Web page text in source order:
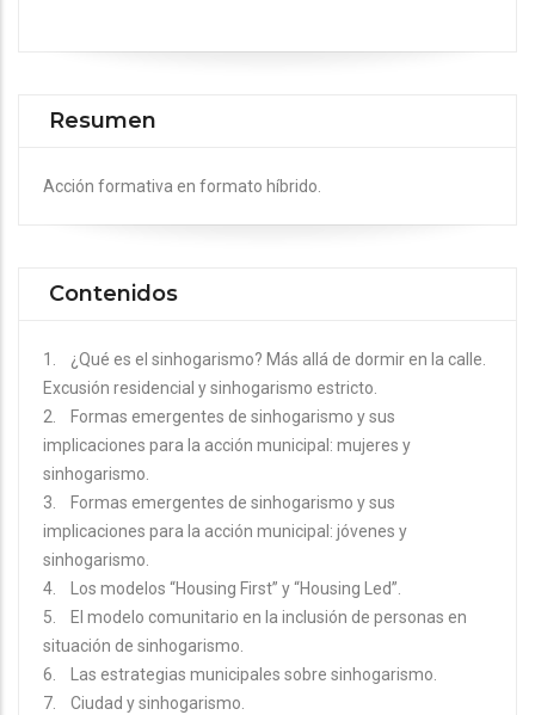
Resumen
Acción formativa en formato híbrido.
Contenidos
1. ¿Qué es el sinhogarismo? Más allá de dormir en la calle.
Excusión residencial y sinhogarismo estricto.
2. Formas emergentes de sinhogarismo y sus
implicaciones para la acción municipal: mujeres y
sinhogarismo.
3. Formas emergentes de sinhogarismo y sus
implicaciones para la acción municipal: jóvenes y
sinhogarismo.
4. Los modelos “Housing First” y “Housing Led”.
5. El modelo comunitario en la inclusión de personas en
situación de sinhogarismo.
6. Las estrategias municipales sobre sinhogarismo.
7. Ciudad y sinhogarismo.